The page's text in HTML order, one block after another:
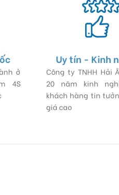
ở
4S
Uy tín - Kinh
Công ty TNHH Hải
20 năm kinh
khách hàng tin
giá cao